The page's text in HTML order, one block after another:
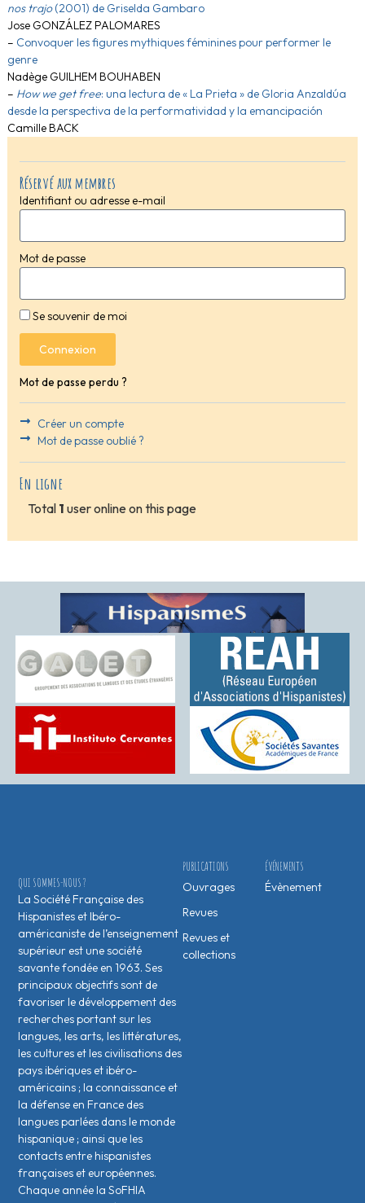
Réservé aux membres
Identifiant ou adresse e-mail
Mot de passe
Se souvenir de moi
Connexion
Mot de passe perdu ?
Créer un compte
Mot de passe oublié ?
En ligne
Total 1 user online on this page
nos trajo(2001) de Griselda Gambaro
Jose GONZÁLEZ PALOMARES
– Convoquer les figures mythiques féminines pour performer le
genre
Nadège GUILHEM BOUHABEN
– How we get free: una lectura de « La Prieta » de Gloria Anzaldúa
desde la perspectiva de la performatividad y la emancipación
Camille BACK
ÉVÉNEMENTS
Évènement
PUBLICATIONS
Ouvrages
Revues
Revues et
collections
QUI SOMMES-NOUS ?
La Société Française des
Hispanistes et Ibéro-
américaniste de l’enseignement
supérieur est une société
savante fondée en 1963. Ses
principaux objectifs sont de
favoriser le développement des
recherches portant sur les
langues, les arts, les littératures,
les cultures et les civilisations des
pays ibériques et ibéro-
américains ; la connaissance et
la défense en France des
langues parlées dans le monde
hispanique ; ainsi que les
contacts entre hispanistes
français·es et européen·nes.
Chaque année la SoFHIA